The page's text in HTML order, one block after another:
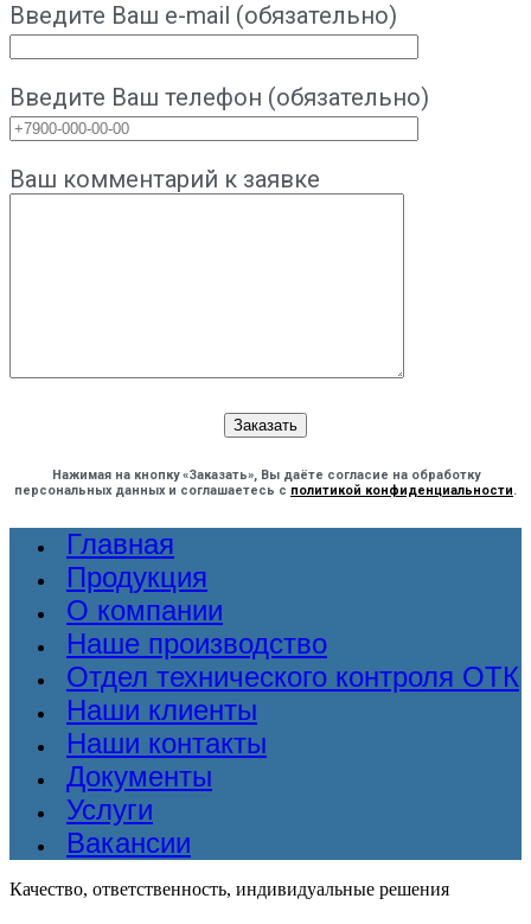
Введите Ваш e-mail (обязательно)
Введите Ваш телефон (обязательно)
Ваш комментарий к заявке
Нажимая на кнопку «Заказать», Вы даёте согласие на обработку
персональных данных и соглашаетесь с политикой конфиденциальности.
Главная
Продукция
О компании
Наше производство
Отдел технического контроля ОТК
Наши клиенты
Наши контакты
Документы
Услуги
Вакансии
Качество, ответственность, индивидуальные решения